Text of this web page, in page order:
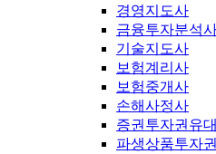
경영지도사
금융투자분석
기술지도사
보험계리사
보험중개사
손해사정사
증권투자권유
파생상품투자